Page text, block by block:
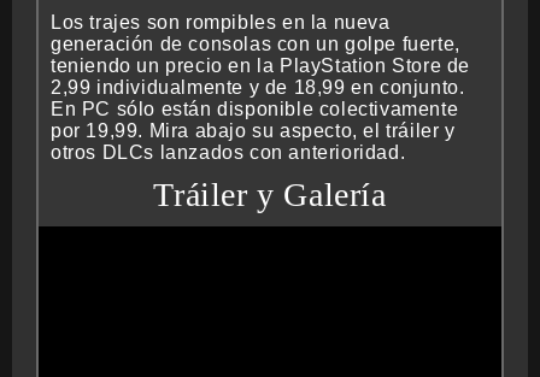
TIER LIST
BMG-OST
Los trajes son rompibles en la nueva
generación de consolas con un golpe fuerte,
teniendo un precio en la PlayStation Store de
2,99 individualmente y de 18,99 en conjunto.
En PC sólo están disponible colectivamente
por 19,99. Mira abajo su aspecto, el tráiler y
otros DLCs lanzados con anterioridad.
Tráiler y Galería